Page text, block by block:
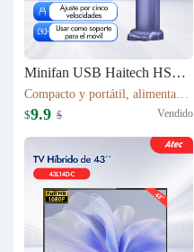
Minifan USB Haitech HSF-N15
Compacto y portátil, alimentación por USB. Rotación de 360° para ajustar la dirección del viento. Pantalla LED que muestra la velocidad. 5 niveles de velocidad ajustables. También funciona como soporte para móvil. 5 colores disponibles según inventario.
$9.9 $ Vendido